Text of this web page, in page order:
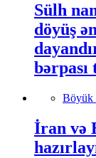
Sülh
döyüş
bərpası
Böyük
İran və